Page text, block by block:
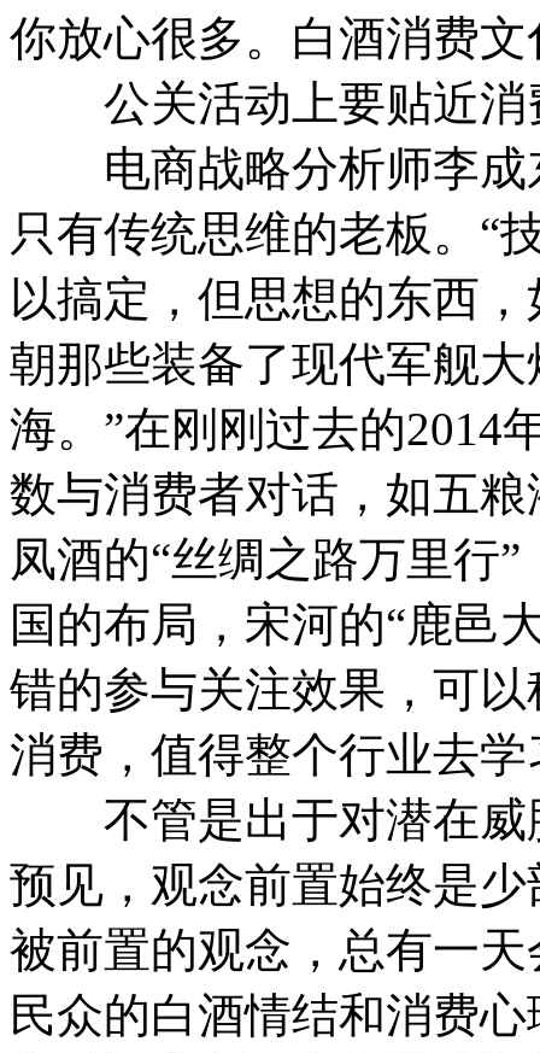
你放心很多。白酒消费
公关活动上要贴近
电商战略分析师李成
只有传统思维的老板。“
以搞定，但思想的东西
朝那些装备了现代军舰
海。”在刚刚过去的2014
数与消费者对话，如五
凤酒的“丝绸之路万里行
国的布局，宋河的“鹿邑
错的参与关注效果，可
消费，值得整个行业去
不管是出于对潜在威
预见，观念前置始终是
被前置的观念，总有一
民众的白酒情结和消费